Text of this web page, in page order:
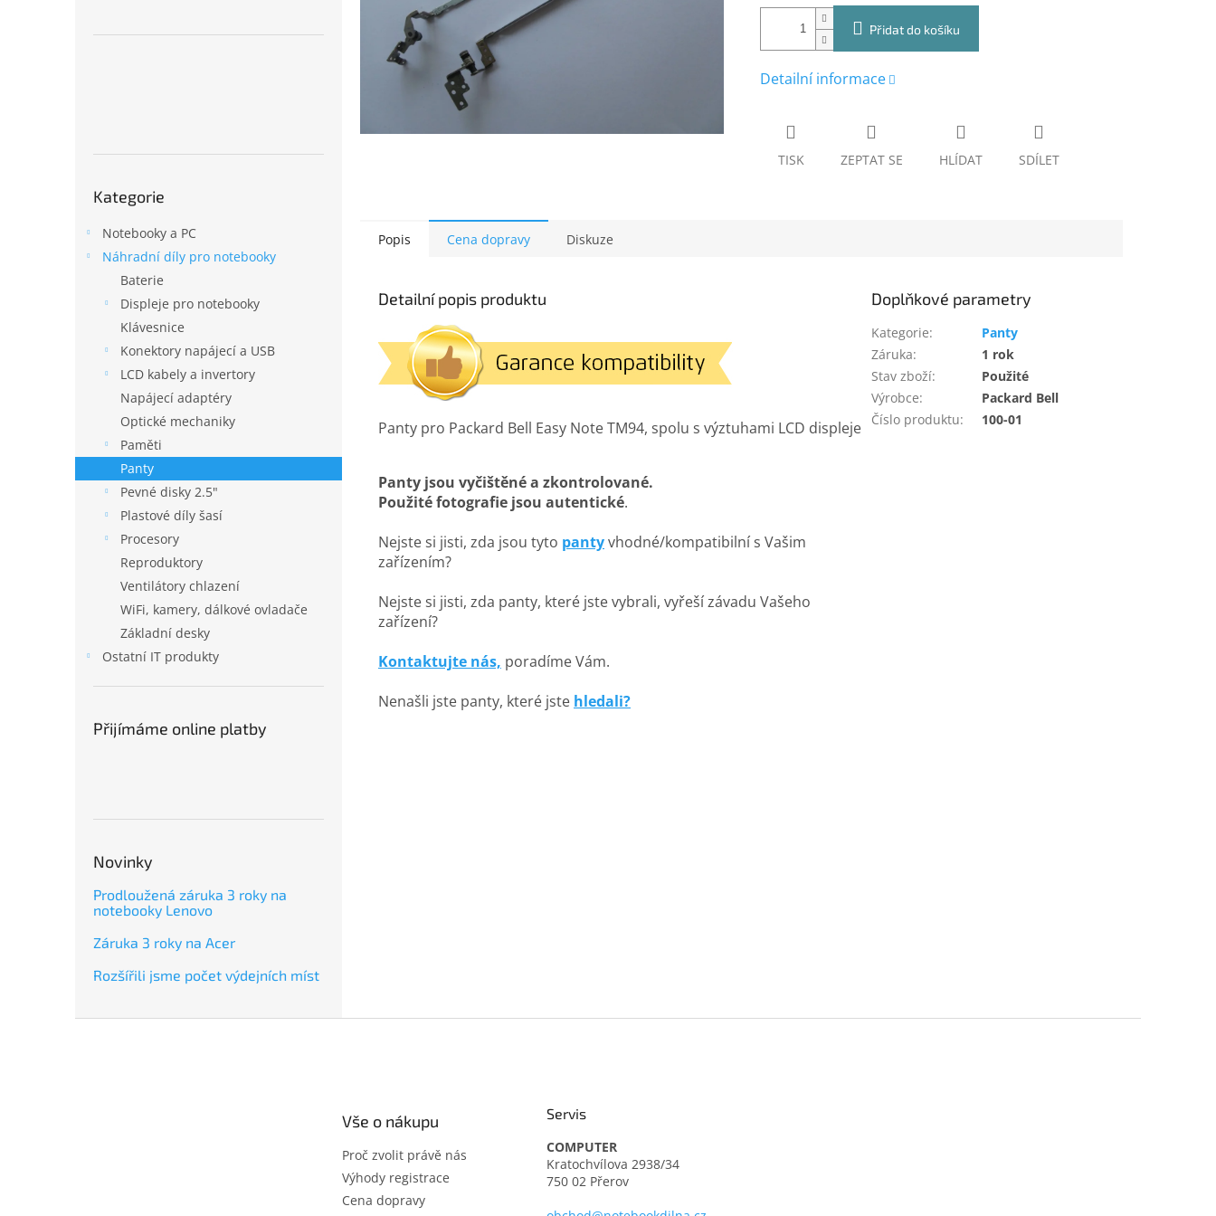
kategorie
Kategorie
Notebooky a PC
Náhradní díly pro notebooky
Baterie
Displeje pro notebooky
Klávesnice
Konektory napájecí a USB
LCD kabely a invertory
Napájecí adaptéry
Optické mechaniky
Paměti
Panty
Pevné disky 2.5"
Plastové díly šasí
Procesory
Reproduktory
Ventilátory chlazení
WiFi, kamery, dálkové ovladače
Základní desky
Ostatní IT produkty
Přijímáme online platby
Novinky
Prodloužená záruka 3 roky na
notebooky Lenovo
Záruka 3 roky na Acer
Rozšířili jsme počet výdejních míst
Přidat do košíku
Detailní informace
TISK ZEPTAT SE HLÍDAT SDÍLET
Popis Cena dopravy Diskuze
Detailní popis produktu
Panty pro Packard Bell Easy Note TM94, spolu s výztuhami LCD displeje
Panty jsou vyčištěné a zkontrolované.
Použité fotografie jsou autentické.
Nejste si jisti, zda jsou tyto pantyvhodné/kompatibilní s Vašim
zařízením?
Nejste si jisti, zda panty, které jste vybrali, vyřeší závadu Vašeho
zařízení?
Kontaktujte nás, poradíme Vám.
Nenašli jste panty, které jste hledali?
Doplňkové parametry
Kategorie:
Panty
Záruka:
1 rok
Stav zboží:
Použité
Výrobce:
Packard Bell
Číslo produktu: 100-01
Vše o nákupu
Proč zvolit právě nás
Výhody registrace
Cena dopravy
Servis
COMPUTER
Kratochvílova 2938/34
750 02 Přerov